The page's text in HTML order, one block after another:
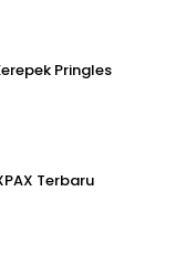
Pringles
Terbaru